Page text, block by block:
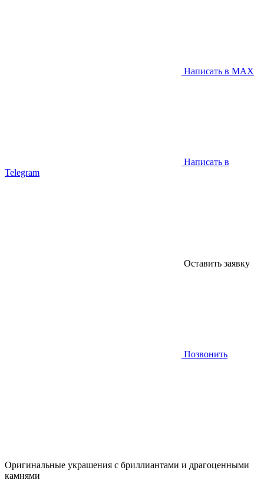
Написать в MAX
Написать в
Telegram
Оставить заявку
Позвонить
Оригинальные украшения с бриллиантами и драгоценными
камнями